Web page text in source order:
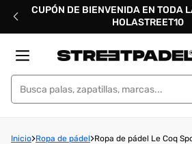
directamente
CUPÓN DE BIENVENIDA EN TODA
HOLASTREET10
Street Padel
Inicio Ropa de pádel Ropa de pádel Le Coq